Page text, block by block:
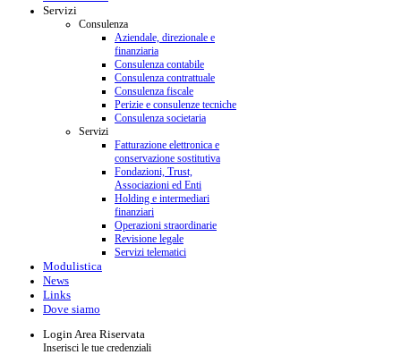
Servizi
Consulenza
Aziendale, direzionale e
finanziaria
Consulenza contabile
Consulenza contrattuale
Consulenza fiscale
Perizie e consulenze tecniche
Consulenza societaria
Servizi
Fatturazione elettronica e
conservazione sostitutiva
Fondazioni, Trust,
Associazioni ed Enti
Holding e intermediari
finanziari
Operazioni straordinarie
Revisione legale
Servizi telematici
Modulistica
News
Links
Dove siamo
LoginArea Riservata
Inserisci le tue credenziali